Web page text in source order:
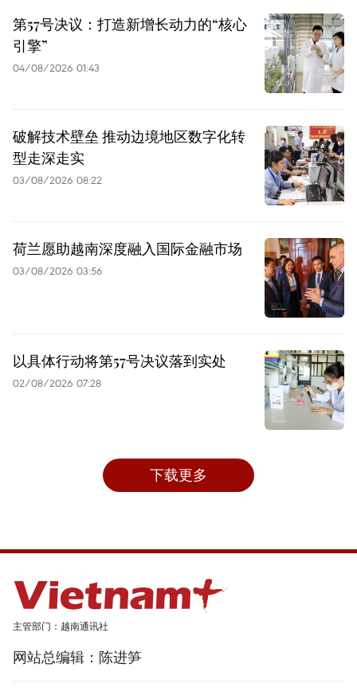
第57号决议：打造新增长动力的“核心
引擎”
04/08/2026 01:43
破解技术壁垒 推动边境地区数字化转
型走深走实
03/08/2026 08:22
荷兰愿助越南深度融入国际金融市场
03/08/2026 03:56
以具体行动将第57号决议落到实处
02/08/2026 07:28
下载更多
主管部门：越南通讯社
网站总编辑：陈进笋